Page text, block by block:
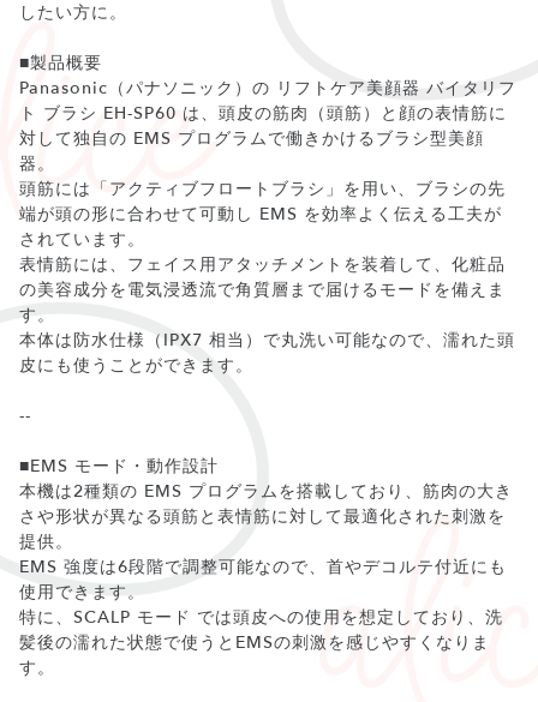
したい方に。
■製品概要
Panasonic（パナソニック）の リフトケア美顔器 バイタリフ
ト ブラシ EH-SP60 は、頭皮の筋肉（頭筋）と顔の表情筋に
対して独自の EMS プログラムで働きかけるブラシ型美顔
器。
頭筋には「アクティブフロートブラシ」を用い、ブラシの先
端が頭の形に合わせて可動し EMS を効率よく伝える工夫が
されています。
表情筋には、フェイス用アタッチメントを装着して、化粧品
の美容成分を電気浸透流で角質層まで届けるモードを備えま
す。
本体は防水仕様（IPX7 相当）で丸洗い可能なので、濡れた頭
皮にも使うことができます。
--
■EMS モード・動作設計
本機は2種類の EMS プログラムを搭載しており、筋肉の大き
さや形状が異なる頭筋と表情筋に対して最適化された刺激を
提供。
EMS 強度は6段階で調整可能なので、首やデコルテ付近にも
使用できます。
特に、SCALP モード では頭皮への使用を想定しており、洗
髪後の濡れた状態で使うとEMSの刺激を感じやすくなりま
す。